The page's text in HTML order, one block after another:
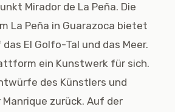
Mirador de La Peña. Die
La Peña in Guarazoca bietet
El Golfo-Tal und das Meer.
ein Kunstwerk für sich.
des Künstlers und
zurück. Auf der